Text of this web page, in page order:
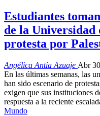
Estudiantes
de la Universidad
protesta por
Angélica Antía Azuaje Abr
En las últimas semanas, las
han sido escenario de
exigen que sus instituciones
respuesta a la reciente
Mundo